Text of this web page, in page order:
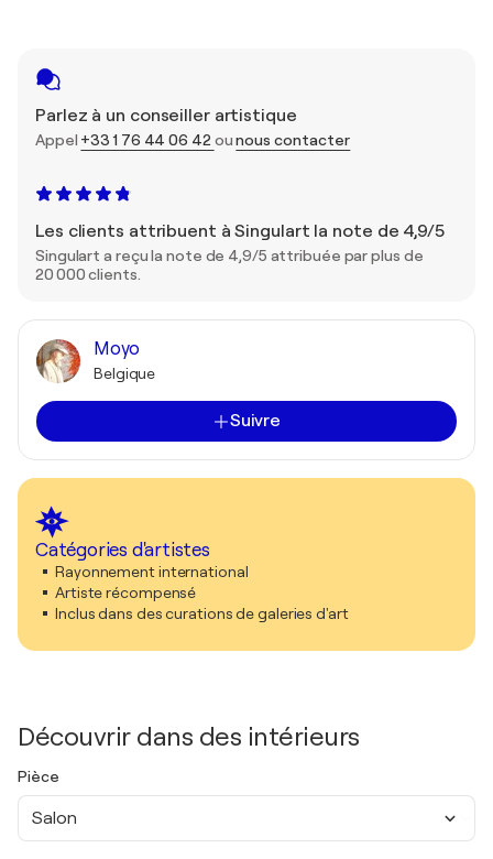
Parlez à un conseiller artistique
Appel +33 1 76 44 06 42 ounous contacter
Les clients attribuent à Singulart la note de 4,9/5
Singulart a reçu la note de 4,9/5 attribuée par plus de
20 000 clients.
Moyo
Belgique
Suivre
Catégories d'artistes
Rayonnement international
Artiste récompensé
Inclus dans des curations de galeries d'art
Découvrir dans des intérieurs
Pièce
Salon